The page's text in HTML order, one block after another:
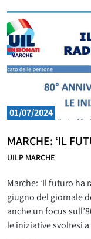
per l’80°esimo
01/07/2024
MARCHE: ‘IL
UILP MARCHE
Marche: ‘Il futuro ha
giugno del giornale
anche un focus
le iniziative svoltesi